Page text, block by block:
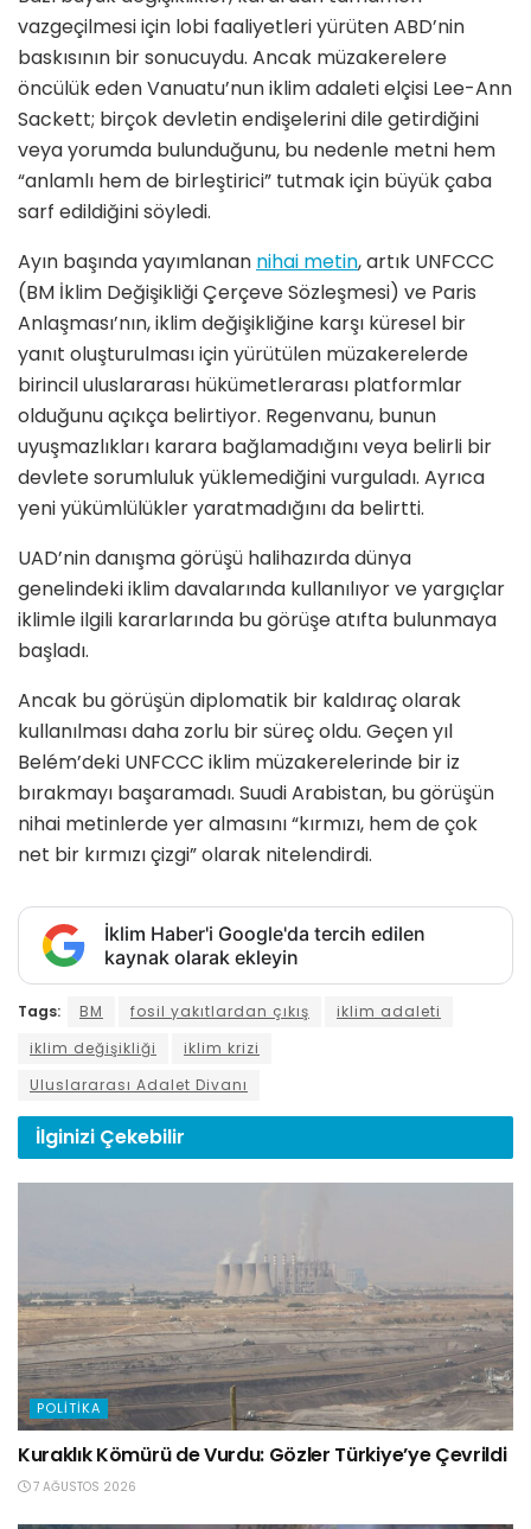
vazgeçilmesi için lobi faaliyetleri yürüten ABD’nin
baskısının bir sonucuydu. Ancak müzakerelere
öncülük eden Vanuatu’nun iklim adaleti elçisi Lee-Ann
Sackett; birçok devletin endişelerini dile getirdiğini
veya yorumda bulunduğunu, bu nedenle metni hem
“anlamlı hem de birleştirici” tutmak için büyük çaba
sarf edildiğini söyledi.
Ayın başında yayımlanan nihai metin, artık UNFCCC
(BM İklim Değişikliği Çerçeve Sözleşmesi) ve Paris
Anlaşması’nın, iklim değişikliğine karşı küresel bir
yanıt oluşturulması için yürütülen müzakerelerde
birincil uluslararası hükümetlerarası platformlar
olduğunu açıkça belirtiyor. Regenvanu, bunun
uyuşmazlıkları karara bağlamadığını veya belirli bir
devlete sorumluluk yüklemediğini vurguladı. Ayrıca
yeni yükümlülükler yaratmadığını da belirtti.
UAD’nin danışma görüşü halihazırda dünya
genelindeki iklim davalarında kullanılıyor ve yargıçlar
iklimle ilgili kararlarında bu görüşe atıfta bulunmaya
başladı.
Ancak bu görüşün diplomatik bir kaldıraç olarak
kullanılması daha zorlu bir süreç oldu. Geçen yıl
Belém’deki UNFCCC iklim müzakerelerinde bir iz
bırakmayı başaramadı. Suudi Arabistan, bu görüşün
nihai metinlerde yer almasını “kırmızı, hem de çok
net bir kırmızı çizgi” olarak nitelendirdi.
İklim Haber'i Google'da tercih edilen
kaynak olarak ekleyin
Tags: BM fosil yakıtlardan çıkış
iklim adaleti
iklim değişikliği
iklim krizi
Uluslararası Adalet Divanı
İlginizi Çekebilir
POLITIKA
Kuraklık Kömürü de Vurdu: Gözler Türkiye’ye Çevrildi
7 AĞUSTOS 2026